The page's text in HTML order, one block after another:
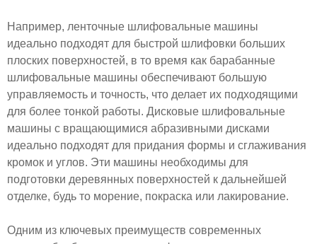
Например, ленточные шлифовальные машины
идеально подходят для быстрой шлифовки больших
плоских поверхностей, в то время как барабанные
шлифовальные машины обеспечивают большую
управляемость и точность, что делает их подходящими
для более тонкой работы. Дисковые шлифовальные
машины с вращающимися абразивными дисками
идеально подходят для придания формы и сглаживания
кромок и углов. Эти машины необходимы для
подготовки деревянных поверхностей к дальнейшей
отделке, будь то морение, покраска или лакирование.
Одним из ключевых преимуществ современных